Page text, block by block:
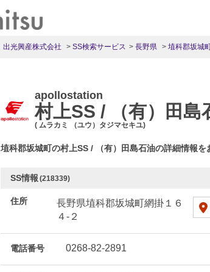
出光興産株式会社 SS検索サービス 長野県 埴科郡坂城
apollostation
村上SS / （有）田島
( ムラカミ （ユウ）タジマセキユ)
埴科郡坂城町の村上SS / （有）田島石油の詳細情報を
SS情報 (218339)
住所
長野県埴科郡坂城町網掛１６
４-２
電話番号 0268-82-2891